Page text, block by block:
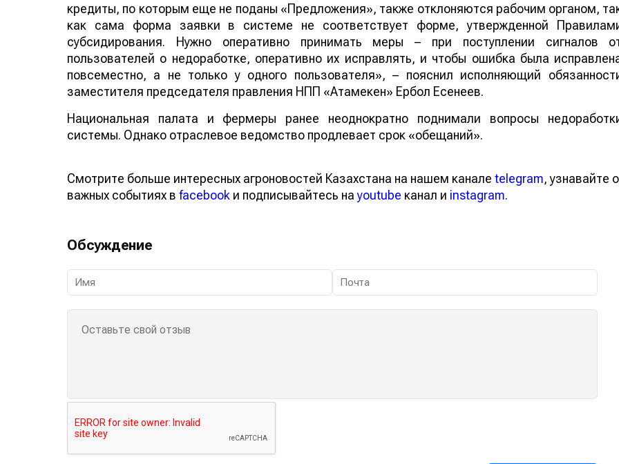
кредиты, по которым еще не поданы «Предложения», также отклоняются рабочим органом,
как сама форма заявки в системе не соответствует форме, утвержденной
субсидирования. Нужно оперативно принимать меры – при поступлении сигналов
пользователей о недоработке, оперативно их исправлять, и чтобы ошибка была
повсеместно, а не только у одного пользователя», – пояснил исполняющий
заместителя председателя правления НПП «Атамекен» Ербол Есенеев.
Национальная палата и фермеры ранее неоднократно поднимали вопросы
системы. Однако отраслевое ведомство продлевает срок «обещаний».
Смотрите больше интересных агроновостей Казахстана на нашем канале telegram, узнавайте о
важных событиях в facebook и подписывайтесь наyoutube канал и instagram.
Обсуждение